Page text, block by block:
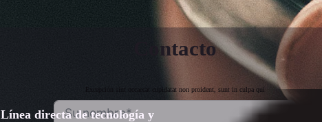
Línea directa de tecnología y
Contacto
Excepción sint occaecat cupidatat non proident, sunt in culpa qui